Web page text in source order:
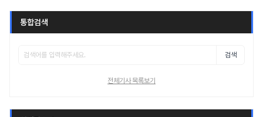
통합검색
검색
전체기사 목록보기